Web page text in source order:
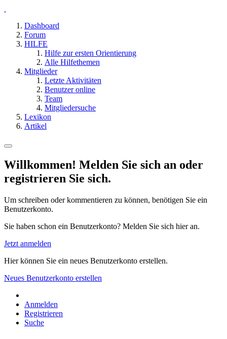
Dashboard
Forum
HILFE
Hilfe zur ersten Orientierung
Alle Hilfethemen
Mitglieder
Letzte Aktivitäten
Benutzer online
Team
Mitgliedersuche
Lexikon
Artikel
Willkommen! Melden Sie sich an oder
registrieren Sie sich.
Um schreiben oder kommentieren zu können, benötigen Sie ein
Benutzerkonto.
Sie haben schon ein Benutzerkonto? Melden Sie sich hier an.
Jetzt anmelden
Hier können Sie ein neues Benutzerkonto erstellen.
Neues Benutzerkonto erstellen
Anmelden
Registrieren
Suche